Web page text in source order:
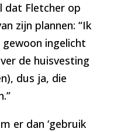
dat Fletcher op
zijn plannen: “Ik
ingelicht
de huisvesting
dus ja, die
er dan ‘gebruik